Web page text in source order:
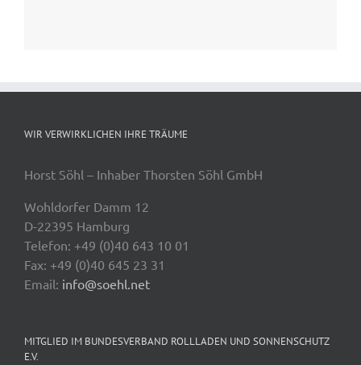
WIR VERWIRKLICHEN IHRE TRÄUME
Horst Söhl – Inhaber Thorsten Söhl GmbH
Wohldorfer Damm 12
D-22395 Hamburg
Telefon: +49 (0)40 643 10 01
Fax: +49 (0)40 645 23 31
Email: info@soehl.net
MITGLIED IM BUNDESVERBAND ROLLLADEN UND SONNENSCHUTZ
E.V.